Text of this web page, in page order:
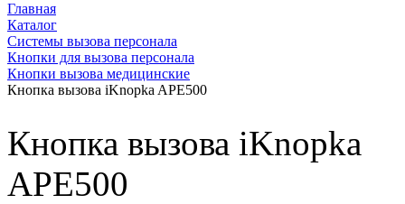
Главная
Каталог
Системы вызова персонала
Кнопки для вызова персонала
Кнопки вызова медицинские
Кнопка вызова iKnopka APE500
Кнопка вызова iKnopka
APE500